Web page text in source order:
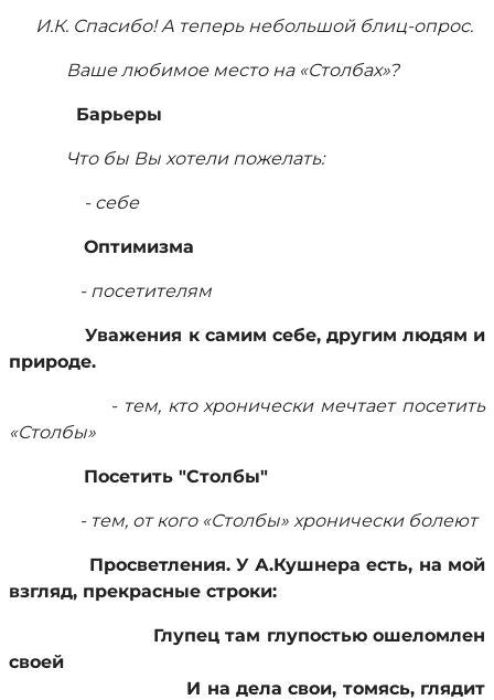
И.К. Спасибо! А теперь небольшой блиц-опрос.
Ваше любимое место на «Столбах»?
Барьеры
Что бы Вы хотели пожелать:
- себе
Оптимизма
- посетителям
Уважения к самим себе, другим людям и
природе.
- тем, кто хронически мечтает посетить
«Столбы»
Посетить "Столбы"
- тем, от кого «Столбы» хронически болеют
Просветления. У А.Кушнера есть, на мой
взгляд, прекрасные строки:
Глупец там глупостью ошеломлен
своей
И на дела свои, томясь, глядит